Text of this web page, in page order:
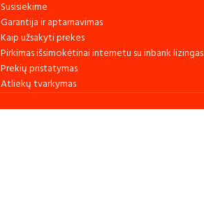
Susisiekime
Garantija ir aptarnavimas
Kaip užsakyti prekes
Pirkimas išsimokėtinai internetu su inbank lizingas
Prekių pristatymas
Atliekų tvarkymas